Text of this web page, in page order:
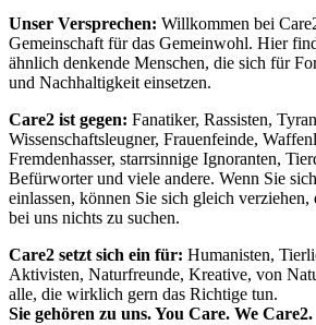
Unser Versprechen: Willkommen bei
Gemeinschaft für das Gemeinwohl. Hier
ähnlich denkende Menschen, die sich für
und Nachhaltigkeit einsetzen.
Care2 ist gegen: Fanatiker, Rassisten,
Wissenschaftsleugner, Frauenfeinde,
Fremdenhasser, starrsinnige Ignoranten,
Befürworter und viele andere. Wenn Sie
einlassen, können Sie sich gleich verziehen,
bei uns nichts zu suchen.
Care2 setzt sich ein für: Humanisten,
Aktivisten, Naturfreunde, Kreative, von
alle, die wirklich gern das Richtige tun.
Sie gehören zu uns. You Care. We Care2.